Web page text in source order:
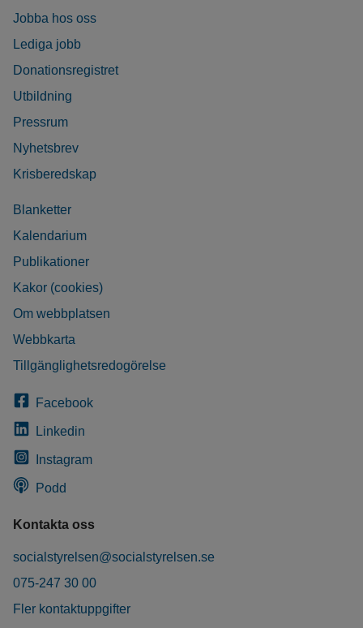
Jobba hos oss
Lediga jobb
Donationsregistret
Utbildning
Pressrum
Nyhetsbrev
Krisberedskap
Blanketter
Kalendarium
Publikationer
Kakor (cookies)
Om webbplatsen
Webbkarta
Tillgänglighetsredogörelse
Facebook
Linkedin
Instagram
Podd
Kontakta oss
socialstyrelsen@socialstyrelsen.se
075-247 30 00
Fler kontaktuppgifter